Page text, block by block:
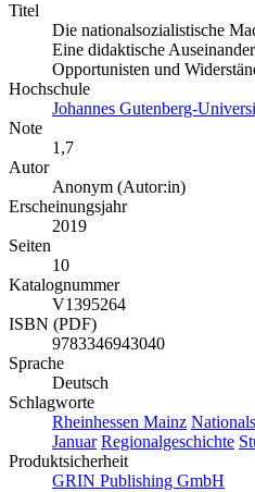
Titel
Die nationalsozialistische
Eine didaktische
Opportunisten und
Hochschule
Johannes Gutenberg-
Note
1,7
Autor
Anonym (Autor:in)
Erscheinungsjahr
2019
Seiten
10
Katalognummer
V1395264
ISBN (PDF)
9783346943040
Sprache
Deutsch
Schlagworte
Rheinhessen Mainz
Januar Regionalgeschichte
Produktsicherheit
GRIN Publishing GmbH